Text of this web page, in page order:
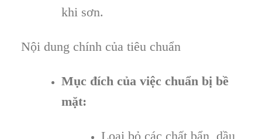
khi sơn.
Nội dung chính của tiêu chuẩn
Mục đích của việc chuẩn bị bề
mặt:
Loại bỏ các chất bẩn, dầu